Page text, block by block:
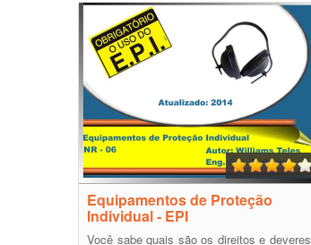
Equipamentos de Proteção
Individual - EPI
Você sabe quais são os direitos e deveres